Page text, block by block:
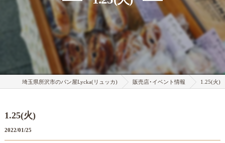
埼玉県所沢市のパン屋Lycka(リュッカ) 販売店･イベント情報 1.25(火)
1.25(火)
2022/01/25